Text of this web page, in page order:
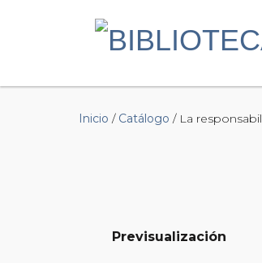
Inicio / Catálogo / La
Previsualización